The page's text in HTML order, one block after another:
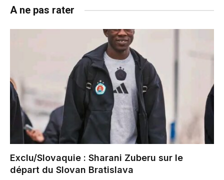
A ne pas rater
Exclu/Slovaquie : Sharani Zuberu sur le
départ du Slovan Bratislava